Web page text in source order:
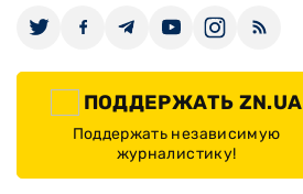
ПОДДЕРЖАТЬ ZN.UA
Поддержать независимую
журналистику!